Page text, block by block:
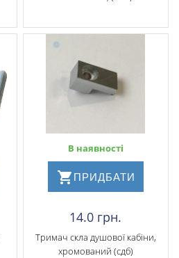
В наявності
ПРИДБАТИ
14.0 грн.
Тримач скла душової кабіни,
хромований (сдб)